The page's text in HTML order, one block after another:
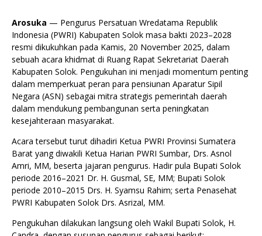
Arosuka — Pengurus Persatuan Wredatama Republik
Indonesia (PWRI) Kabupaten Solok masa bakti 2023–2028
resmi dikukuhkan pada Kamis, 20 November 2025, dalam
sebuah acara khidmat di Ruang Rapat Sekretariat Daerah
Kabupaten Solok. Pengukuhan ini menjadi momentum penting
dalam memperkuat peran para pensiunan Aparatur Sipil
Negara (ASN) sebagai mitra strategis pemerintah daerah
dalam mendukung pembangunan serta peningkatan
kesejahteraan masyarakat.
Acara tersebut turut dihadiri Ketua PWRI Provinsi Sumatera
Barat yang diwakili Ketua Harian PWRI Sumbar, Drs. Asnol
Amri, MM, beserta jajaran pengurus. Hadir pula Bupati Solok
periode 2016–2021 Dr. H. Gusmal, SE, MM; Bupati Solok
periode 2010–2015 Drs. H. Syamsu Rahim; serta Penasehat
PWRI Kabupaten Solok Drs. Asrizal, MM.
Pengukuhan dilakukan langsung oleh Wakil Bupati Solok, H.